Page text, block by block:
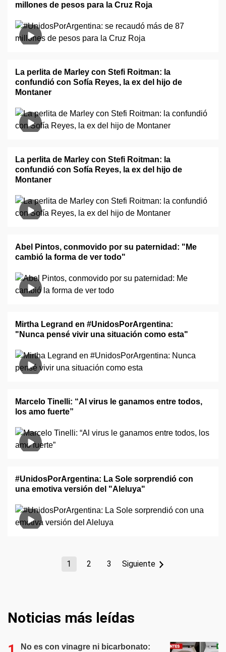
millones de pesos para la Cruz Roja
La perlita de Marley con Stefi Roitman: la
confundió con Sofía Reyes, la ex del hijo de
Montaner
La perlita de Marley con Stefi Roitman: la
confundió con Sofía Reyes, la ex del hijo de
Montaner
Abel Pintos, conmovido por su paternidad: "Me
cambió la forma de ver todo"
Mirtha Legrand en #UnidosPorArgentina:
"Nunca pensé vivir una situación como esta"
Marcelo Tinelli: “Al virus le ganamos entre todos,
los amo fuerte”
#UnidosPorArgentina: La Sole sorprendió con
una emotiva versión del "Aleluya"
1 2 3 Siguiente
Noticias más leídas
No es con vinagre ni bicarbonato: